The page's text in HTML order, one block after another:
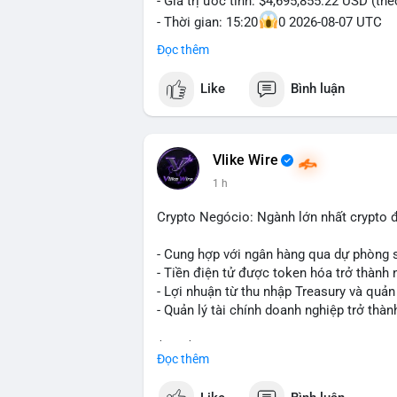
- Thời gian: 15:20
0 2026-08-07 UTC
Nhận định phân tích hành vi của Cá voi
triệu USD được dồn vào một giao dịch
không phải hành động phân tán nhỏ
hạn có thể gia tăng, ảnh hưởng đến
vì thoát ra.
Lời khuyên ngắn gọn cho nhà đầu tư
trong 24-48 giờ tới. Đừng vội hành
lẻ; hãy quan sát thêm các lệnh tiếp
chỉnh vị thế.
#72dot2609btc #4triệu7usd
Đọc thêm
Like Bình luận
Vlike Wire
1 h
Crypto Negócio: Ngành lớn nhất crypto
- Cung hợp với ngân hàng qua dự phòng
- Tiền điện tử được token hóa trở thành
- Lợi nhuận từ thu nhập Treasury và
- Quản lý tài chính doanh nghiệp trở
Đọc thêm